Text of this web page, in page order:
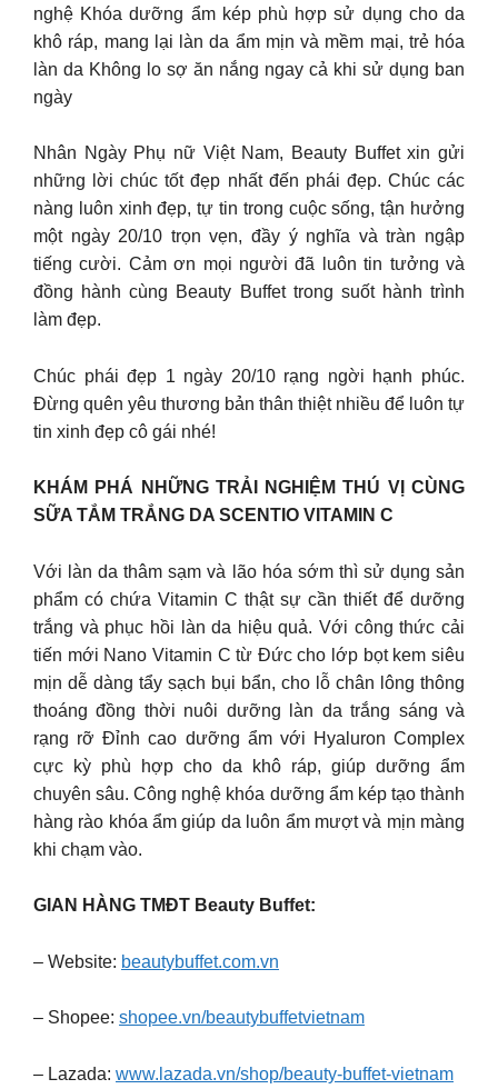
nghệ Khóa dưỡng ẩm kép phù hợp sử dụng cho da
khô ráp, mang lại làn da ẩm mịn và mềm mại, trẻ hóa
làn da Không lo sợ ăn nắng ngay cả khi sử dụng ban
ngày
Nhân Ngày Phụ nữ Việt Nam, Beauty Buffet xin gửi
những lời chúc tốt đẹp nhất đến phái đẹp. Chúc các
nàng luôn xinh đẹp, tự tin trong cuộc sống, tận hưởng
một ngày 20/10 trọn vẹn, đầy ý nghĩa và tràn ngập
tiếng cười. Cảm ơn mọi người đã luôn tin tưởng và
đồng hành cùng Beauty Buffet trong suốt hành trình
làm đẹp.
Chúc phái đẹp 1 ngày 20/10 rạng ngời hạnh phúc.
Đừng quên yêu thương bản thân thiệt nhiều để luôn tự
tin xinh đẹp cô gái nhé!
KHÁM PHÁ NHỮNG TRẢI NGHIỆM THÚ VỊ CÙNG
SỮA TẮM TRẮNG DA SCENTIO VITAMIN C
Với làn da thâm sạm và lão hóa sớm thì sử dụng sản
phẩm có chứa Vitamin C thật sự cần thiết để dưỡng
trắng và phục hồi làn da hiệu quả. Với công thức cải
tiến mới Nano Vitamin C từ Đức cho lớp bọt kem siêu
mịn dễ dàng tẩy sạch bụi bẩn, cho lỗ chân lông thông
thoáng đồng thời nuôi dưỡng làn da trắng sáng và
rạng rỡ Đỉnh cao dưỡng ẩm với Hyaluron Complex
cực kỳ phù hợp cho da khô ráp, giúp dưỡng ẩm
chuyên sâu. Công nghệ khóa dưỡng ẩm kép tạo thành
hàng rào khóa ẩm giúp da luôn ẩm mượt và mịn màng
khi chạm vào.
GIAN HÀNG TMĐT Beauty Buffet:
– Website: beautybuffet.com.vn
– Shopee: shopee.vn/beautybuffetvietnam
– Lazada: www.lazada.vn/shop/beauty-buffet-vietnam